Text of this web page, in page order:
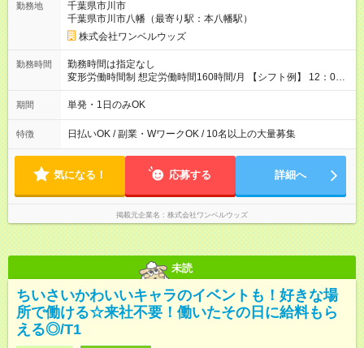
なし
勤務地
千葉県市川市
千葉県市川市八幡（最寄り駅：本八幡駅）
株式会社ワンベルウッズ
勤務時間
勤務時間は指定なし
変形労働時間制 想定労働時間160時間/月 【シフト例】 12：00
～22：00
期間 単発・1日のみOK
特徴 日払いOK / 副業・WワークOK / 10名以上の大量募集
気になる！ 応募する 詳細へ
掲載元企業名 株式会社ワンベルウッズ
未読
ちいさいかわいいキャラのイベントも！好きな場
所で働ける☆来社不要！働いたその日に給料もら
える◎/T1